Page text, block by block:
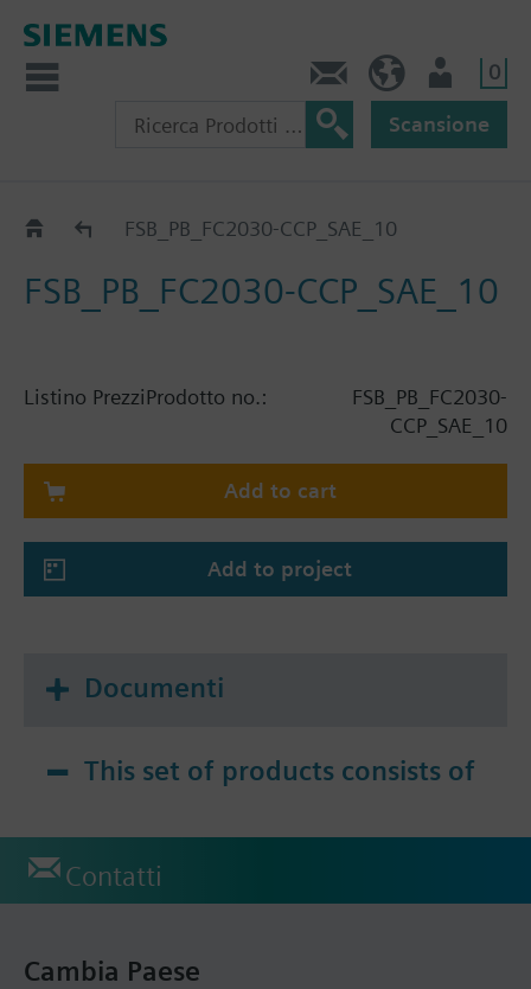
0
Scansione
CatalogoFSB_PB_FC2030-CCP_SAE_10
FSB_PB_FC2030-CCP_SAE_10
Listino PrezziProdotto no.:
FSB_PB_FC2030-
CCP_SAE_10
Add to cart
Add to project
Documenti
This set of products consists of
Contatti
Cambia Paese